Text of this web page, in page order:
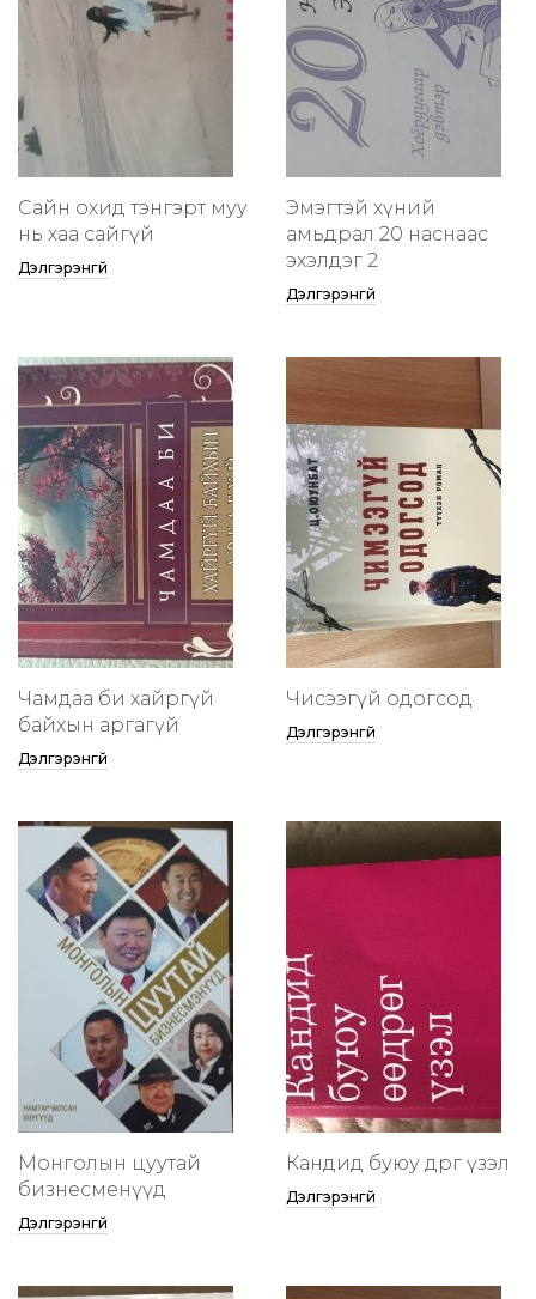
Сайн охид тэнгэрт муу
нь хаа сайгүй
Дэлгэрэнгүй
Эмэгтэй хүний
амьдрал 20 наснаас
эхэлдэг 2
Дэлгэрэнгүй
Чамдаа би хайргүй
байхын аргагүй
Дэлгэрэнгүй
Чисээгүй одогсод
Дэлгэрэнгүй
Монголын цуутай
бизнесменүүд
Дэлгэрэнгүй
Кандид буюу өөдрөг үзэл
Дэлгэрэнгүй